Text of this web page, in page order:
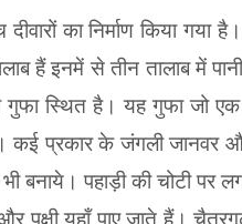
का निर्माण किया गया
हैं इनमें से तीन तालाब में
गुफा स्थित है। यह गुफा जो
कई प्रकार के जंगली जानवर
बनाये।पहाड़ी की चोटी पर